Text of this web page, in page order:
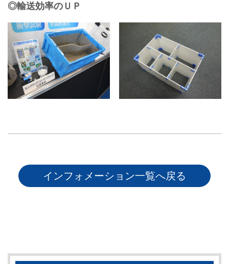
◎輸送効率のＵＰ
インフォメーション一覧へ戻る